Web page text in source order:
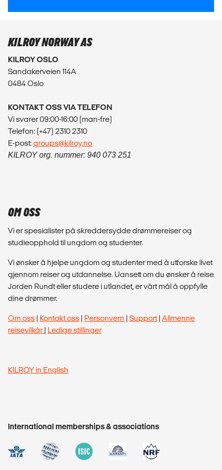
KILROY NORWAY AS
KILROY OSLO
Sandakerveien 114A
0484 Oslo
KONTAKT OSS VIA TELEFON
Vi svarer 09:00-16:00 (man-fre)
Telefon: (+47) 2310 2310
E-post:groups@kilroy.no
KILROY org. nummer: 940 073 251
OM OSS
Vi er spesialister på skreddersydde drømmereiser og
studieopphold til ungdom og studenter.
Vi ønsker å hjelpe ungdom og studenter med å utforske livet
gjennom reiser og utdannelse. Uansett om du ønsker å reise
Jorden Rundt eller studere i utlandet, er vårt mål å oppfylle
dine drømmer.
Om oss | Kontakt oss | Personvern | Support| Allmenne
reisevilkår | Ledige stillinger
KILROY in English
International memberships & associations